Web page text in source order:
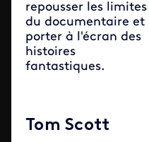
repousser les limites
du documentaire et
porter à l'écran des
histoires
fantastiques.
Tom Scott